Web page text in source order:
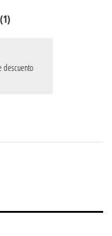
1)
descuento